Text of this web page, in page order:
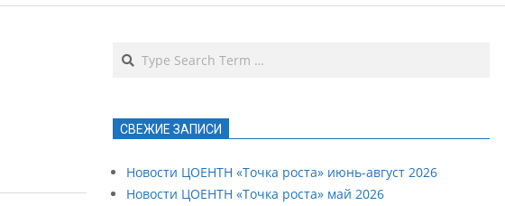
Search
СВЕЖИЕ ЗАПИСИ
Новости ЦОЕНТН «Точка роста» июнь-август 2026
Новости ЦОЕНТН «Точка роста» май 2026